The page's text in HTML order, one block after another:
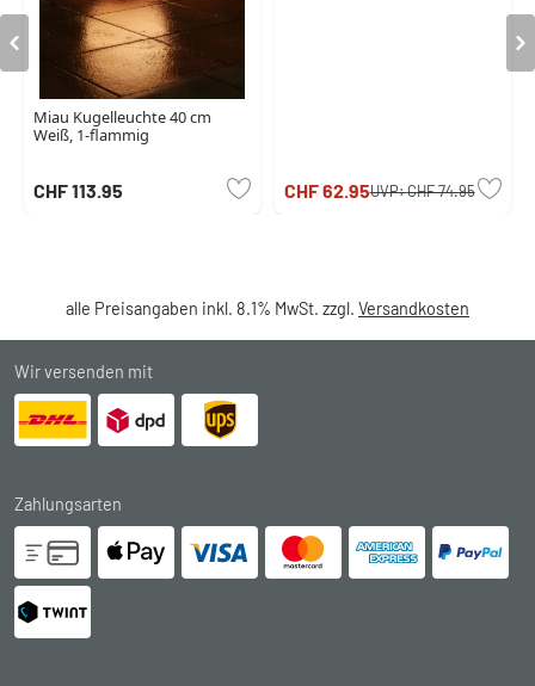
Miau Kugelleuchte 40 cm
Weiß, 1-flammig
CHF 113.95 CHF 62.95UVP:CHF 74.95
alle Preisangaben inkl. 8.1% MwSt. zzgl. Versandkosten
Wir versenden mit
Zahlungsarten